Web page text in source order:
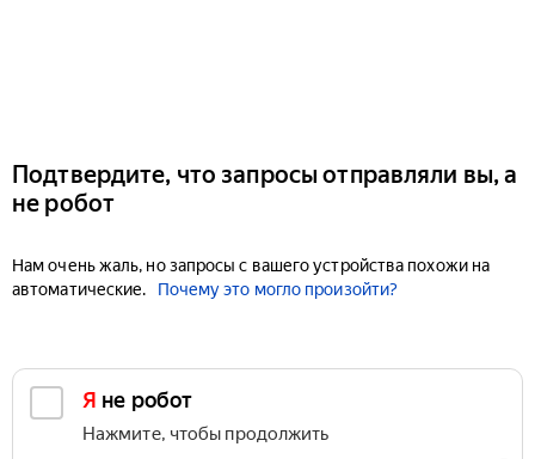
Подтвердите, что запросы отправляли вы, а
не робот
Нам очень жаль, но запросы с вашего устройства похожи на
автоматические.
Почему это могло произойти?
Я не робот
Нажмите, чтобы продолжить